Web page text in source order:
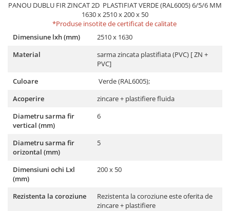
PANOU DUBLU FIR ZINCAT 2D PLASTIFIAT VERDE (RAL6005) 6/5/6 MM
1630 x 2510 x 200 x 50
*Produse insotite de certificat de calitate
Dimensiune lxh (mm)
2510 x 1630
Material
sarma zincata plastifiata (PVC) [ ZN +
PVC]
Culoare
Verde (RAL6005);
Acoperire
zincare + plastifiere fluida
Diametru sarma fir
vertical (mm)
6
Diametru sarma fir
orizontal (mm)
5
Dimensiuni ochi Lxl
(mm)
200 x 50
Rezistenta la coroziune
Rezistenta la coroziune este oferita de
zincare + plastifiere